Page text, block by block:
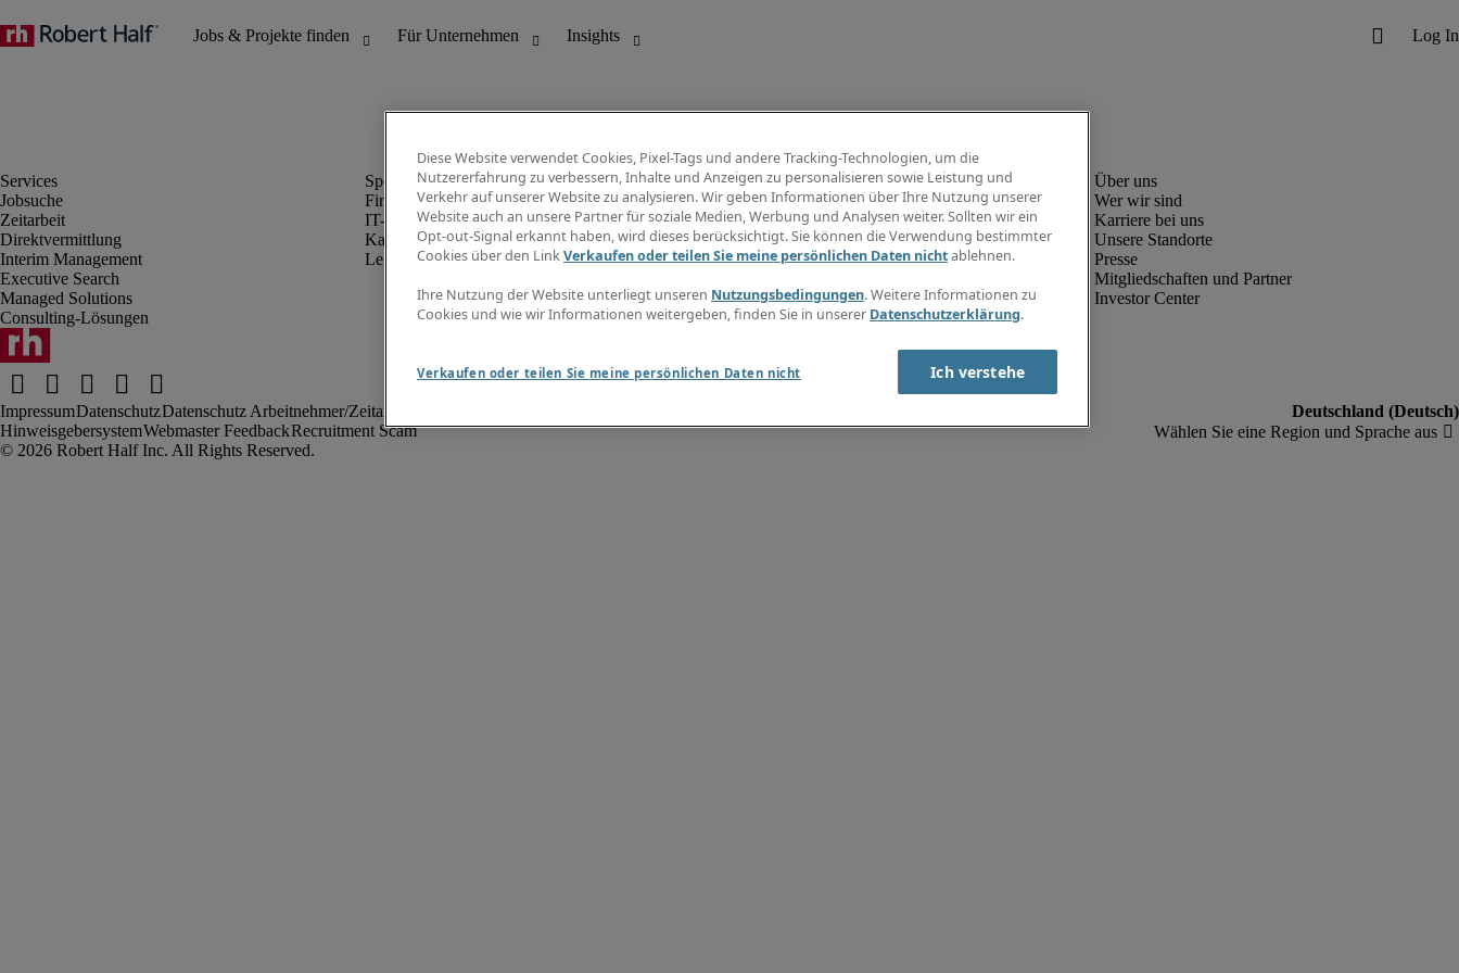
Jobsuche
Zeitarbeit
Direktvermittlung
Interim Management
Executive Search
Managed Solutions
Consulting-Lösungen
Finanz- & Rechnungswesen
IT-Bereich
Kaufmännischer Bereich
Legal
Info Center
Jobübersicht
Gehaltsübersicht
E-Learning
Wer wir sind
Karriere bei uns
Unsere Standorte
Presse
Mitgliedschaften und Partner
Investor Center
ImpressumDatenschutzDatenschutz Arbeitnehmer/Zeitarbeitskräfte
HinweisgebersystemWebmaster FeedbackRecruitment Scam
Diese Website verwendet Cookies, Pixel-Tags und andere Tracking-Technologien, um die
Nutzererfahrung zu verbessern, Inhalte und Anzeigen zu personalisieren sowie Leistung und
Verkehr auf unserer Website zu analysieren. Wir geben Informationen über Ihre Nutzung unserer
Website auch an unsere Partner für soziale Medien, Werbung und Analysen weiter. Sollten wir ein
Opt-out-Signal erkannt haben, wird dieses berücksichtigt. Sie können die Verwendung bestimmter
Cookies über den LinkVerkaufen oder teilen Sie meine persönlichen Daten nichtablehnen.
Ihre Nutzung der Website unterliegt unseren Nutzungsbedingungen. Weitere Informationen zu
Cookies und wie wir Informationen weitergeben, finden Sie in unserer Datenschutzerklärung.
Verkaufen oder teilen Sie meine persönlichen Daten nicht Ich verstehe